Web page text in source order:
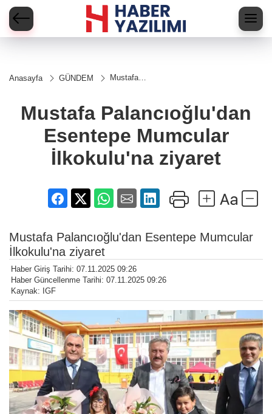
Anasayfa GÜNDEM
Mustafa
Mumcular
İlkokulu'na
Mustafa Palancıoğlu'dan
Esentepe Mumcular
İlkokulu'na ziyaret
Mustafa Palancıoğlu'dan Esentepe Mumcular
İlkokulu'na ziyaret
Haber Giriş Tarihi: 07.11.2025 09:26
Haber Güncellenme Tarihi: 07.11.2025 09:26
Kaynak: IGF